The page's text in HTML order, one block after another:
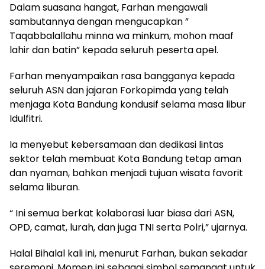
Dalam suasana hangat, Farhan mengawali
sambutannya dengan mengucapkan ”
Taqabbalallahu minna wa minkum, mohon maaf
lahir dan batin” kepada seluruh peserta apel.
Farhan menyampaikan rasa bangganya kepada
seluruh ASN dan jajaran Forkopimda yang telah
menjaga Kota Bandung kondusif selama masa libur
Idulfitri.
Ia menyebut kebersamaan dan dedikasi lintas
sektor telah membuat Kota Bandung tetap aman
dan nyaman, bahkan menjadi tujuan wisata favorit
selama liburan.
“ Ini semua berkat kolaborasi luar biasa dari ASN,
OPD, camat, lurah, dan juga TNI serta Polri,” ujarnya.
Halal Bihalal kali ini, menurut Farhan, bukan sekadar